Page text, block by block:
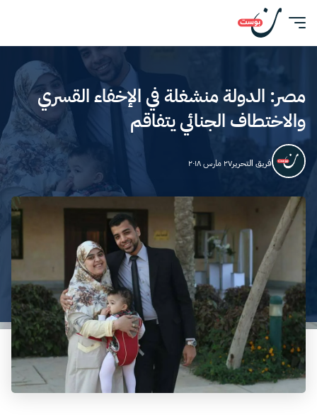
مصر: الدولة منشغلة في الإخفاء القسري
والاختطاف الجنائي يتفاقم
فريق التحرير٢٧ مارس ٢٠١٨